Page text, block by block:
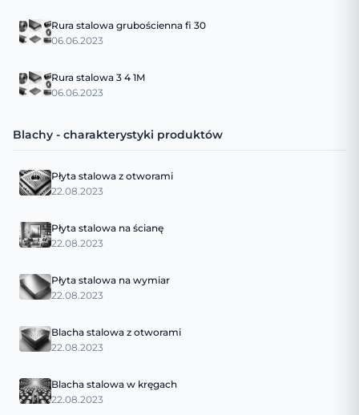
Rura stalowa grubościenna fi 30
06.06.2023
Rura stalowa 3 4 1M
06.06.2023
Blachy - charakterystyki produktów
Płyta stalowa z otworami
22.08.2023
Płyta stalowa na ścianę
22.08.2023
Płyta stalowa na wymiar
22.08.2023
Blacha stalowa z otworami
22.08.2023
Blacha stalowa w kręgach
22.08.2023